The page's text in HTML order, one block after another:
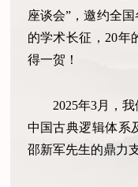
座谈会”，邀约全
的学术长征，20年
得一贺！
2025年3月，
中国古典逻辑体系
邵新军先生的鼎力支